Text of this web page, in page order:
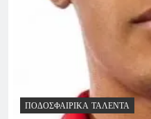
ΠΟΔΟΣΦΑΙΡΙΚΆ ΤΑΛΈΝΤΑ